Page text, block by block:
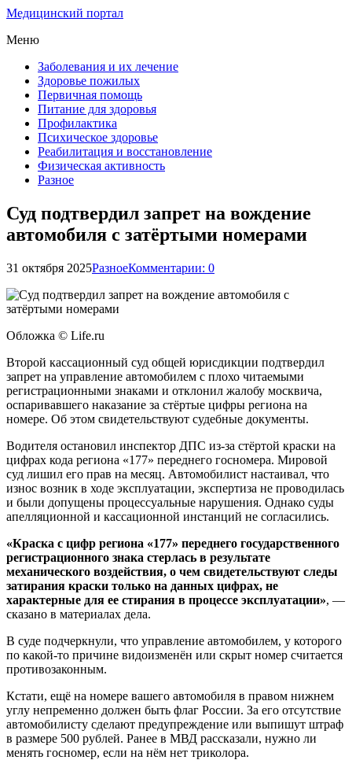
Медицинский портал
Меню
Заболевания и их лечение
Здоровье пожилых
Первичная помощь
Питание для здоровья
Профилактика
Психическое здоровье
Реабилитация и восстановление
Физическая активность
Разное
Суд подтвердил запрет на вождение
автомобиля с затёртыми номерами
31 октября 2025РазноеКомментарии: 0
Обложка © Life.ru
Второй кассационный суд общей юрисдикции подтвердил
запрет на управление автомобилем с плохо читаемыми
регистрационными знаками и отклонил жалобу москвича,
оспаривавшего наказание за стёртые цифры региона на
номере. Об этом свидетельствуют судебные документы.
Водителя остановил инспектор ДПС из‑за стёртой краски на
цифрах кода региона «177» переднего госномера. Мировой
суд лишил его прав на месяц. Автомобилист настаивал, что
износ возник в ходе эксплуатации, экспертиза не проводилась
и были допущены процессуальные нарушения. Однако суды
апелляционной и кассационной инстанций не согласились.
«Краска с цифр региона «177» переднего государственного
регистрационного знака стерлась в результате
механического воздействия, о чем свидетельствуют следы
затирания краски только на данных цифрах, не
характерные для ее стирания в процессе эксплуатации», —
сказано в материалах дела.
В суде подчеркнули, что управление автомобилем, у которого
по какой-то причине видоизменён или скрыт номер считается
противозаконным.
Кстати, ещё на номере вашего автомобиля в правом нижнем
углу непременно должен быть флаг России. За его отсутствие
автомобилисту сделают предупреждение или выпишут штраф
в размере 500 рублей. Ранее в МВД рассказали, нужно ли
менять госномер, если на нём нет триколора.